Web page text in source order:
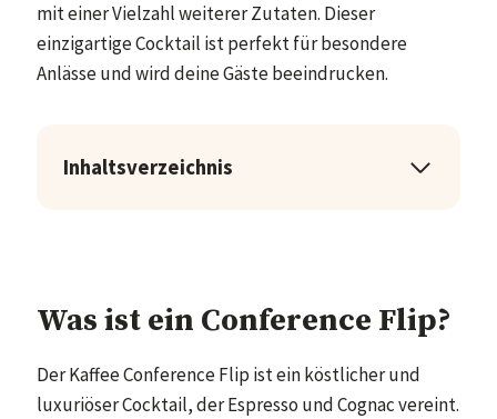
mit einer Vielzahl weiterer Zutaten. Dieser
einzigartige Cocktail ist perfekt für besondere
Anlässe und wird deine Gäste beeindrucken.
Inhaltsverzeichnis
Was ist ein Conference Flip?
Der Kaffee Conference Flip ist ein köstlicher und
luxuriöser Cocktail, der Espresso und Cognac vereint.